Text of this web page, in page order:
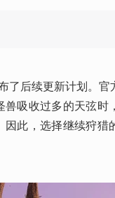
了后续更新计划。
吸收过多的天弦时
此，选择继续狩猎